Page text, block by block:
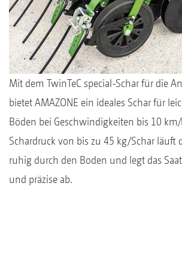
Mit dem TwinTeC special-Schar für die
bietet AMAZONE ein ideales Schar für
Böden bei Geschwindigkeiten bis 10
Schardruck von bis zu 45 kg/Schar läuft
ruhig durch den Boden und legt das
und präzise ab.